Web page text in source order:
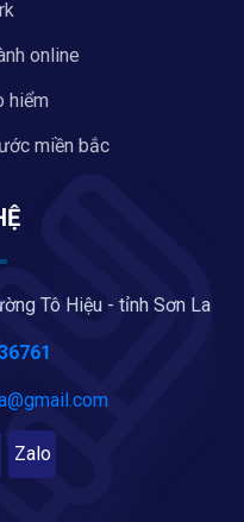
online
hiểm
miền bắc
Tô Hiệu - tỉnh Sơn La
Zalo